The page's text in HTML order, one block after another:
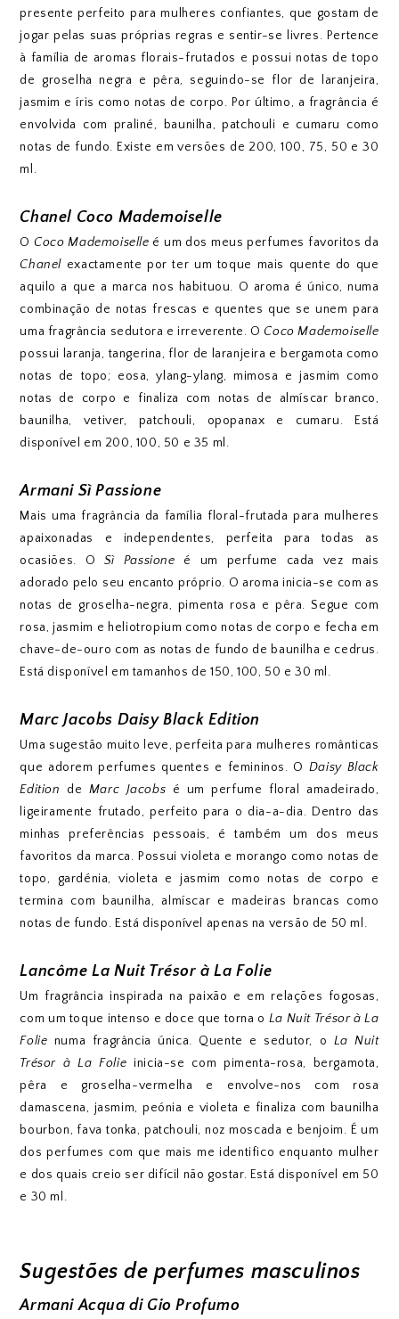
presente perfeito para mulheres confiantes, que gostam de
jogar pelas suas próprias regras e sentir-se livres. Pertence
à família de aromas florais-frutados e possui notas de topo
de groselha negra e pêra, seguindo-se flor de laranjeira,
jasmim e íris como notas de corpo. Por último, a fragrância é
envolvida com praliné, baunilha, patchouli e cumaru como
notas de fundo. Existe em versões de 200, 100, 75, 50 e 30
ml.
Chanel Coco Mademoiselle
O Coco Mademoiselle é um dos meus perfumes favoritos da
Chanel exactamente por ter um toque mais quente do que
aquilo a que a marca nos habituou. O aroma é único, numa
combinação de notas frescas e quentes que se unem para
uma fragrância sedutora e irreverente. OCoco Mademoiselle
possui laranja, tangerina, flor de laranjeira e bergamota como
notas de topo; eosa, ylang-ylang, mimosa e jasmim como
notas de corpo e finaliza com notas de almíscar branco,
baunilha, vetiver, patchouli, opopanax e cumaru. Está
disponível em 200, 100, 50 e 35 ml.
Armani Sì Passione
Mais uma fragrância da família floral-frutada para mulheres
apaixonadas e independentes, perfeita para todas as
ocasiões. O Sì Passione é um perfume cada vez mais
adorado pelo seu encanto próprio. O aroma inicia-se com as
notas de groselha-negra, pimenta rosa e pêra. Segue com
rosa, jasmim e heliotropium como notas de corpo e fecha em
chave-de-ouro com as notas de fundo de baunilha e cedrus.
Está disponível em tamanhos de 150, 100, 50 e 30 ml.
Marc Jacobs Daisy Black Edition
Uma sugestão muito leve, perfeita para mulheres românticas
que adorem perfumes quentes e femininos. O Daisy Black
Edition
de Marc Jacobs é um perfume floral amadeirado,
ligeiramente frutado, perfeito para o dia-a-dia. Dentro das
minhas preferências pessoais, é também um dos meus
favoritos da marca. Possui violeta e morango como notas de
topo, gardénia, violeta e jasmim como notas de corpo e
termina com baunilha, almíscar e madeiras brancas como
notas de fundo. Está disponível apenas na versão de 50 ml.
Lancôme La Nuit Trésor à La Folie
Um fragrância inspirada na paixão e em relações fogosas,
com um toque intenso e doce que torna o La Nuit Trésor à La
Folie numa fragrância única. Quente e sedutor, o La Nuit
Trésor à La Folieinicia-se com pimenta-rosa, bergamota,
pêra e groselha-vermelha e envolve-nos com rosa
damascena, jasmim, peónia e violeta e finaliza com baunilha
bourbon, fava tonka, patchouli, noz moscada e benjoim. É um
dos perfumes com que mais me identifico enquanto mulher
e dos quais creio ser difícil não gostar. Está disponível em 50
e 30 ml.
Sugestões de perfumes masculinos
Armani Acqua di Gio Profumo